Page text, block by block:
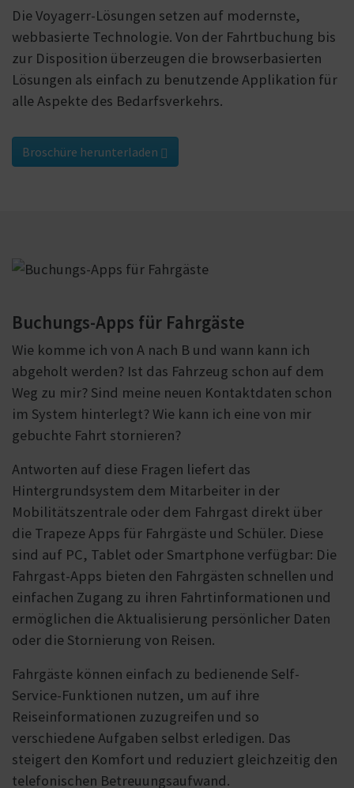
Die Voyagerr-Lösungen setzen auf modernste,
webbasierte Technologie. Von der Fahrtbuchung bis
zur Disposition überzeugen die browserbasierten
Lösungen als einfach zu benutzende Applikation für
alle Aspekte des Bedarfsverkehrs.
Broschüre herunterladen
Buchungs-Apps für Fahrgäste
Wie komme ich von A nach B und wann kann ich
abgeholt werden? Ist das Fahrzeug schon auf dem
Weg zu mir? Sind meine neuen Kontaktdaten schon
im System hinterlegt? Wie kann ich eine von mir
gebuchte Fahrt stornieren?
Antworten auf diese Fragen liefert das
Hintergrundsystem dem Mitarbeiter in der
Mobilitätszentrale oder dem Fahrgast direkt über
die Trapeze Apps für Fahrgäste und Schüler. Diese
sind auf PC, Tablet oder Smartphone verfügbar: Die
Fahrgast-Apps bieten den Fahrgästen schnellen und
einfachen Zugang zu ihren Fahrtinformationen und
ermöglichen die Aktualisierung persönlicher Daten
oder die Stornierung von Reisen.
Fahrgäste können einfach zu bedienende Self-
Service-Funktionen nutzen, um auf ihre
Reiseinformationen zuzugreifen und so
verschiedene Aufgaben selbst erledigen. Das
steigert den Komfort und reduziert gleichzeitig den
telefonischen Betreuungsaufwand.